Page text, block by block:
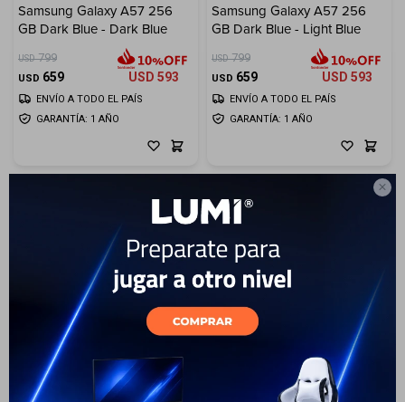

Samsung Galaxy A57 256
GB Dark Blue - Dark Blue
USD 799
USD 659 USD 593
GARANTÍA: 1 AÑO
ENVÍO A TODO EL PAÍS
Samsung Galaxy A57 256
GB Dark Blue - Light Blue
USD 799
USD 659 USD 593
GARANTÍA: 1 AÑO
ENVÍO A TODO EL PAÍS
Samsung Galaxy A57 256
Electrodomésticos
Hogar
Marcas